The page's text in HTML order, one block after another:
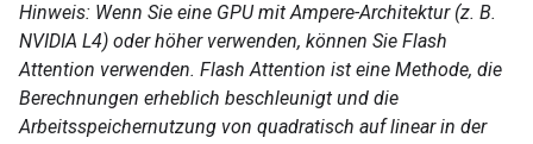
Hinweis: Wenn Sie eine GPU mit Ampere-Architektur (z. B.
NVIDIA L4) oder höher verwenden, können Sie Flash
Attention verwenden. Flash Attention ist eine Methode, die
Berechnungen erheblich beschleunigt und die
Arbeitsspeichernutzung von quadratisch auf linear in der